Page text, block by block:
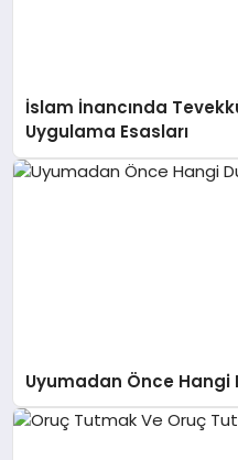
İslam İnancında
Uygulama Esasları
Uyumadan Önce Hangi